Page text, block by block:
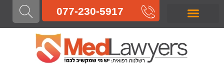
077-230-5917